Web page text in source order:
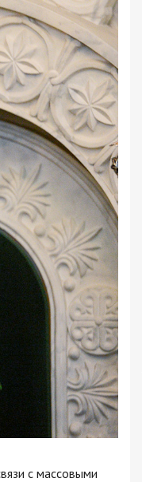
с массовыми